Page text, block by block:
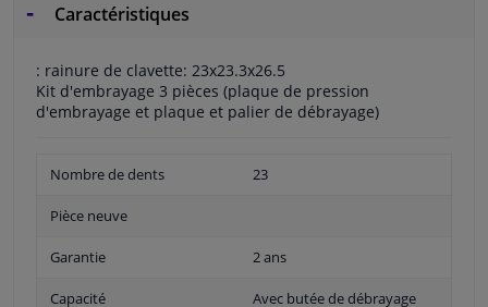
Caractéristiques
: rainure de clavette: 23x23.3x26.5
Kit d'embrayage 3 pièces (plaque de pression
d'embrayage et plaque et palier de débrayage)
Nombre de dents 23
Pièce neuve
Garantie 2 ans
Capacité Avec butée de débrayage